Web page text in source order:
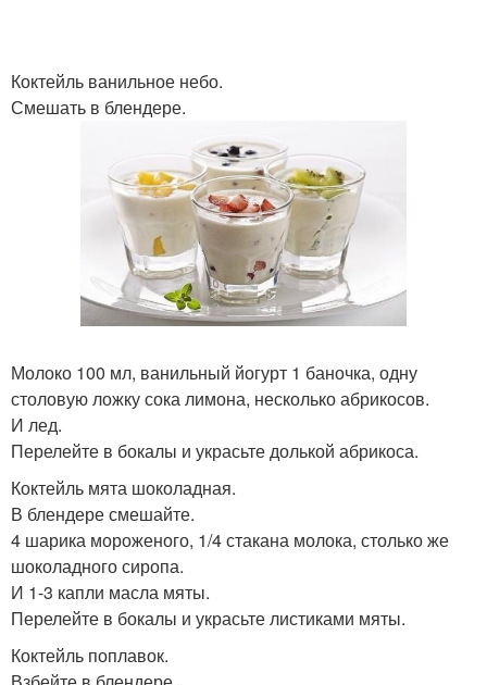
Коктейль ванильное небо.
Смешать в блендере.
Молоко 100 мл, ванильный йогурт 1 баночка, одну
столовую ложку сока лимона, несколько абрикосов.
И лед.
Перелейте в бокалы и украсьте долькой абрикоса.
Коктейль мята шоколадная.
В блендере смешайте.
4 шарика мороженого, 1/4 стакана молока, столько же
шоколадного сиропа.
И 1-3 капли масла мяты.
Перелейте в бокалы и украсьте листиками мяты.
Коктейль поплавок.